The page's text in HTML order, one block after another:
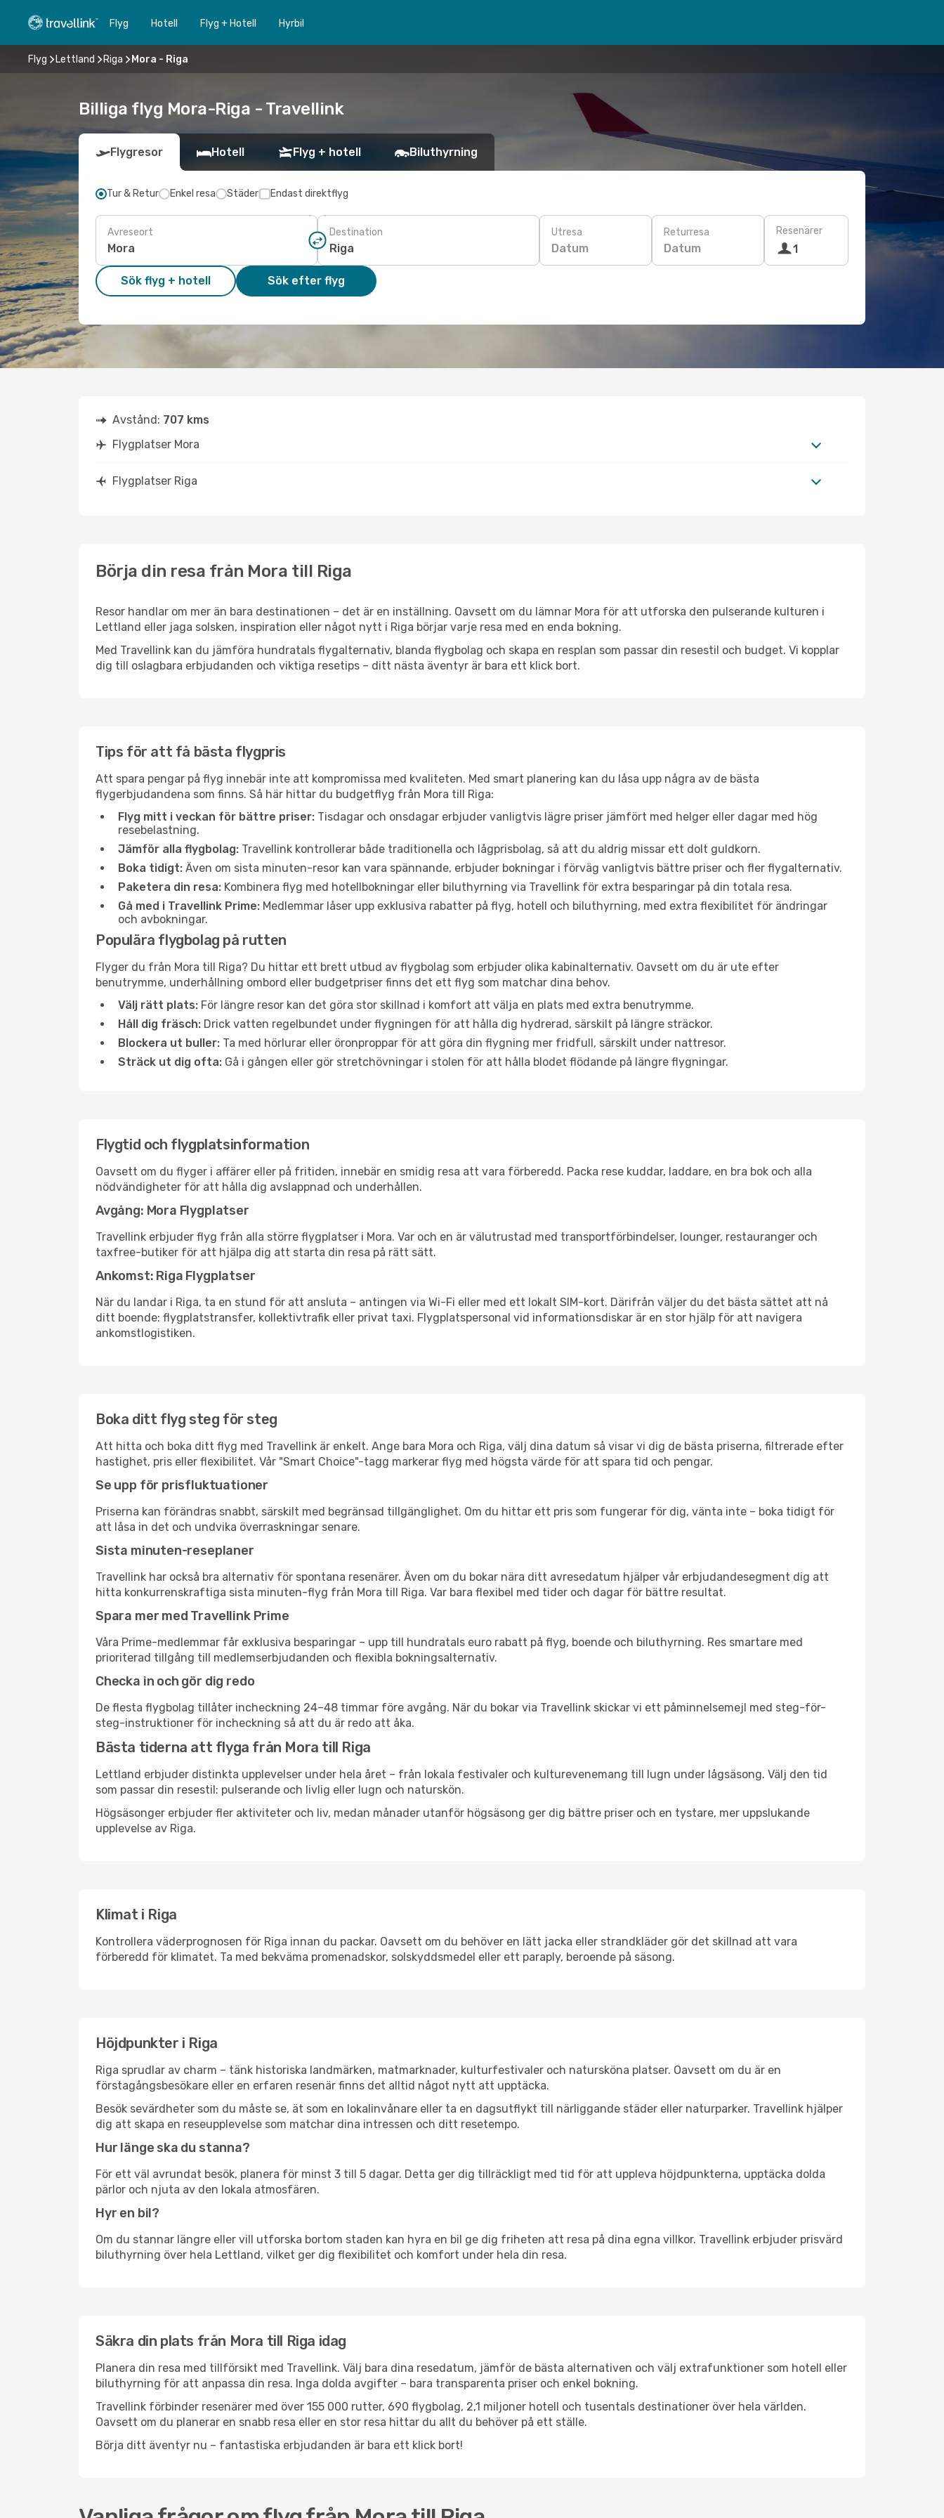
Flyg Hotell Flyg + Hotell Hyrbil
Flyg Lettland Riga Mora - Riga
Billiga flyg Mora-Riga - Travellink
Flygresor Hotell Flyg + hotell Biluthyrning
Tur & Retur Enkel resa Städer Endast direktflyg
Avreseort Destination Utresa
Datum
Returresa
Datum
Resenärer
1
Sök flyg + hotell Sök efter flyg
Avstånd: 707 kms
Flygplatser Mora
Flygplatser Riga
Börja din resa från Mora till Riga
Resor handlar om mer än bara destinationen – det är en inställning. Oavsett om du lämnar Mora för att utforska den pulserande kulturen i
Lettland eller jaga solsken, inspiration eller något nytt i Riga börjar varje resa med en enda bokning.
Med Travellink kan du jämföra hundratals flygalternativ, blanda flygbolag och skapa en resplan som passar din resestil och budget. Vi kopplar
dig till oslagbara erbjudanden och viktiga resetips – ditt nästa äventyr är bara ett klick bort.
Tips för att få bästa flygpris
Att spara pengar på flyg innebär inte att kompromissa med kvaliteten. Med smart planering kan du låsa upp några av de bästa
flygerbjudandena som finns. Så här hittar du budgetflyg från Mora till Riga:
Flyg mitt i veckan för bättre priser: Tisdagar och onsdagar erbjuder vanligtvis lägre priser jämfört med helger eller dagar med hög
resebelastning.
Jämför alla flygbolag: Travellink kontrollerar både traditionella och lågprisbolag, så att du aldrig missar ett dolt guldkorn.
Boka tidigt: Även om sista minuten-resor kan vara spännande, erbjuder bokningar i förväg vanligtvis bättre priser och fler flygalternativ.
Paketera din resa: Kombinera flyg med hotellbokningar eller biluthyrning via Travellink för extra besparingar på din totala resa.
Gå med i Travellink Prime: Medlemmar låser upp exklusiva rabatter på flyg, hotell och biluthyrning, med extra flexibilitet för ändringar
och avbokningar.
Populära flygbolag på rutten
Flyger du från Mora till Riga? Du hittar ett brett utbud av flygbolag som erbjuder olika kabinalternativ. Oavsett om du är ute efter
benutrymme, underhållning ombord eller budgetpriser finns det ett flyg som matchar dina behov.
Välj rätt plats: För längre resor kan det göra stor skillnad i komfort att välja en plats med extra benutrymme.
Håll dig fräsch: Drick vatten regelbundet under flygningen för att hålla dig hydrerad, särskilt på längre sträckor.
Blockera ut buller: Ta med hörlurar eller öronproppar för att göra din flygning mer fridfull, särskilt under nattresor.
Sträck ut dig ofta: Gå i gången eller gör stretchövningar i stolen för att hålla blodet flödande på längre flygningar.
Flygtid och flygplatsinformation
Oavsett om du flyger i affärer eller på fritiden, innebär en smidig resa att vara förberedd. Packa rese kuddar, laddare, en bra bok och alla
nödvändigheter för att hålla dig avslappnad och underhållen.
Avgång: Mora Flygplatser
Travellink erbjuder flyg från alla större flygplatser i Mora. Var och en är välutrustad med transportförbindelser, lounger, restauranger och
taxfree-butiker för att hjälpa dig att starta din resa på rätt sätt.
Ankomst: Riga Flygplatser
När du landar i Riga, ta en stund för att ansluta – antingen via Wi-Fi eller med ett lokalt SIM-kort. Därifrån väljer du det bästa sättet att nå
ditt boende: flygplatstransfer, kollektivtrafik eller privat taxi. Flygplatspersonal vid informationsdiskar är en stor hjälp för att navigera
ankomstlogistiken.
Boka ditt flyg steg för steg
Att hitta och boka ditt flyg med Travellink är enkelt. Ange bara Mora och Riga, välj dina datum så visar vi dig de bästa priserna, filtrerade efter
hastighet, pris eller flexibilitet. Vår "Smart Choice"-tagg markerar flyg med högsta värde för att spara tid och pengar.
Se upp för prisfluktuationer
Priserna kan förändras snabbt, särskilt med begränsad tillgänglighet. Om du hittar ett pris som fungerar för dig, vänta inte – boka tidigt för
att låsa in det och undvika överraskningar senare.
Sista minuten-reseplaner
Travellink har också bra alternativ för spontana resenärer. Även om du bokar nära ditt avresedatum hjälper vår erbjudandesegment dig att
hitta konkurrenskraftiga sista minuten-flyg från Mora till Riga. Var bara flexibel med tider och dagar för bättre resultat.
Spara mer med Travellink Prime
Våra Prime-medlemmar får exklusiva besparingar – upp till hundratals euro rabatt på flyg, boende och biluthyrning. Res smartare med
prioriterad tillgång till medlemserbjudanden och flexibla bokningsalternativ.
Checka in och gör dig redo
De flesta flygbolag tillåter incheckning 24–48 timmar före avgång. När du bokar via Travellink skickar vi ett påminnelsemejl med steg-för-
steg-instruktioner för incheckning så att du är redo att åka.
Bästa tiderna att flyga från Mora till Riga
Lettland erbjuder distinkta upplevelser under hela året – från lokala festivaler och kulturevenemang till lugn under lågsäsong. Välj den tid
som passar din resestil: pulserande och livlig eller lugn och naturskön.
Högsäsonger erbjuder fler aktiviteter och liv, medan månader utanför högsäsong ger dig bättre priser och en tystare, mer uppslukande
upplevelse av Riga.
Klimat i Riga
Kontrollera väderprognosen för Riga innan du packar. Oavsett om du behöver en lätt jacka eller strandkläder gör det skillnad att vara
förberedd för klimatet. Ta med bekväma promenadskor, solskyddsmedel eller ett paraply, beroende på säsong.
Höjdpunkter i Riga
Riga sprudlar av charm – tänk historiska landmärken, matmarknader, kulturfestivaler och natursköna platser. Oavsett om du är en
förstagångsbesökare eller en erfaren resenär finns det alltid något nytt att upptäcka.
Besök sevärdheter som du måste se, ät som en lokalinvånare eller ta en dagsutflykt till närliggande städer eller naturparker. Travellink hjälper
dig att skapa en reseupplevelse som matchar dina intressen och ditt resetempo.
Hur länge ska du stanna?
För ett väl avrundat besök, planera för minst 3 till 5 dagar. Detta ger dig tillräckligt med tid för att uppleva höjdpunkterna, upptäcka dolda
pärlor och njuta av den lokala atmosfären.
Hyr en bil?
Om du stannar längre eller vill utforska bortom staden kan hyra en bil ge dig friheten att resa på dina egna villkor. Travellink erbjuder prisvärd
biluthyrning över hela Lettland, vilket ger dig flexibilitet och komfort under hela din resa.
Säkra din plats från Mora till Riga idag
Planera din resa med tillförsikt med Travellink. Välj bara dina resedatum, jämför de bästa alternativen och välj extrafunktioner som hotell eller
biluthyrning för att anpassa din resa. Inga dolda avgifter – bara transparenta priser och enkel bokning.
Travellink förbinder resenärer med över 155 000 rutter, 690 flygbolag, 2,1 miljoner hotell och tusentals destinationer över hela världen.
Oavsett om du planerar en snabb resa eller en stor resa hittar du allt du behöver på ett ställe.
Börja ditt äventyr nu – fantastiska erbjudanden är bara ett klick bort!